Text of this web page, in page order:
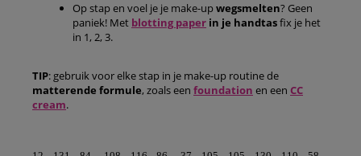
Op stap en voel je je make-upwegsmelten? Geen
paniek! Met blotting paper in je handtasfix je het
in 1, 2, 3.
TIP: gebruik voor elke stap in je make-up routine de
matterende formule, zoals een foundation en een CC
cream.